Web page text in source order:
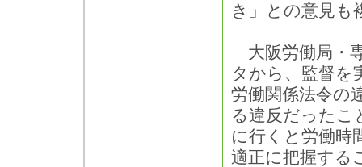
き」との意見も
大阪労働局・
タから、監督を
労働関係法令の
る違反だったこ
に行くと労働時
適正に把握する